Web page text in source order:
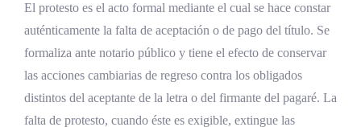
El protesto es el acto formal mediante el cual se hace constar
auténticamente la falta de aceptación o de pago del título. Se
formaliza ante notario público y tiene el efecto de conservar
las acciones cambiarias de regreso contra los obligados
distintos del aceptante de la letra o del firmante del pagaré. La
falta de protesto, cuando éste es exigible, extingue las